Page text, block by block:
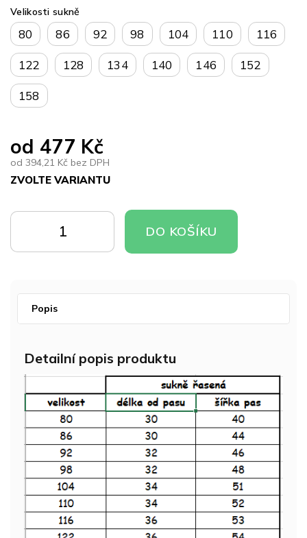
od 477 Kč
od 394,21 Kč bez DPH
ZVOLTE VARIANTU
cena:
Velikosti sukně
80 86 92 98 104 110 116
122 128 134 140 146 152
158
KOŠÍKU
KOŠÍKU
DO KOŠÍKU
Popis
Detailní popis produktu